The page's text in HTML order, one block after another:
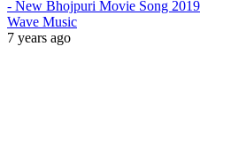
- New Bhojpuri Movie Song 2019
Wave Music
7 years ago